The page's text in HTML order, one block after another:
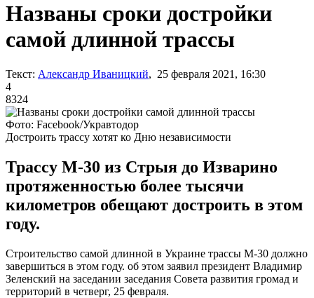
Названы сроки достройки
самой длинной трассы
Текст: Александр Иваницкий, 25 февраля 2021, 16:30
4
8324
Фото: Facebook/Укравтодор
Достроить трассу хотят ко Дню независимости
Трассу М-30 из Стрыя до Изварино
протяженностью более тысячи
километров обещают достроить в этом
году.
Строительство самой длинной в Украине трассы М-30 должно
завершиться в этом году. об этом заявил президент Владимир
Зеленский на заседании заседания Совета развития громад и
территорий в четверг, 25 февраля.